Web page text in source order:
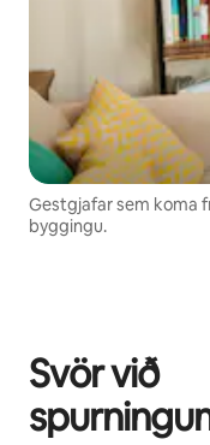
Gestgjafar sem koma
byggingu.
Svör við